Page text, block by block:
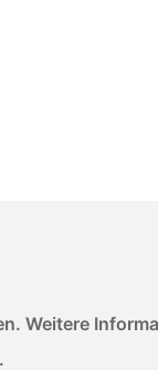
Weitere